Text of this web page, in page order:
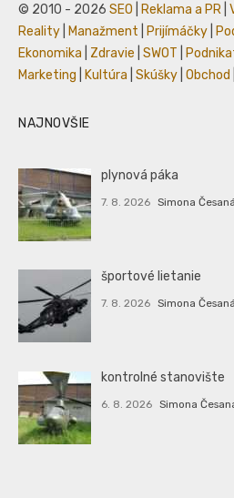
© 2010 - 2026 SEO Reklama a PR
Reality
Manažment Prijímáčky
Ekonomika
Zdravie SWOT
Marketing
Kultúra Skúšky Obchod
NAJNOVŠIE
plynová páka
7. 8. 2026 Simona Česaná
športové lietanie
7. 8. 2026 Simona Česaná
kontrolné stanovište
6. 8. 2026 Simona